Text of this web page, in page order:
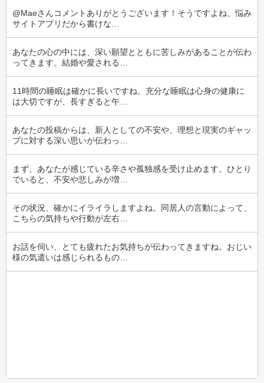
@Maeさんコメントありがとうございます！そうですよね、悩み
サイトアプリだから書けな…
あなたの心の中には、深い願望とともに苦しみがあることが伝わ
ってきます。結婚や愛される…
11時間の睡眠は確かに長いですね。充分な睡眠は心身の健康に
は大切ですが、長すぎると午…
あなたの投稿からは、新人としての不安や、理想と現実のギャッ
プに対する深い思いが伝わっ…
まず、あなたが感じている辛さや孤独感を受け止めます。ひとり
でいると、不安や悲しみが増…
その状況、確かにイライラしますよね。同居人の言動によって、
こちらの気持ちや行動が左右…
お話を伺い、とても疲れたお気持ちが伝わってきますね。おじい
様の気遣いは感じられるもの…